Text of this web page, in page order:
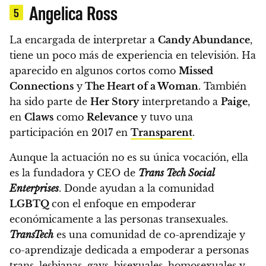
5 Angelica Ross
La encargada de interpretar a Candy Abundance,
tiene un poco más de experiencia en televisión. Ha
aparecido en algunos cortos como Missed
Connections y The Heart of a Woman. También
ha sido parte de Her Storyinterpretando a Paige,
en Claws como Relevance y tuvo una
participación en 2017 en Transparent.
Aunque la actuación no es su única vocación, ella
es la fundadora y CEO de Trans Tech Social
Enterprises. Donde ayudan a la comunidad
LGBTQ con el enfoque en empoderar
económicamente a las personas transexuales.
TransTeches una comunidad de co-aprendizaje y
co-aprendizaje dedicada a empoderar a personas